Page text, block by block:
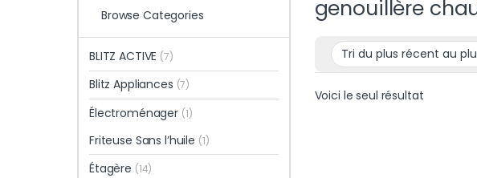
genouillère
Voici le seul résultat
Browse Categories
BLITZ ACTIVE (7)
Blitz Appliances (7)
Électroménager (1)
Friteuse Sans l’huile (1)
Étagère (14)